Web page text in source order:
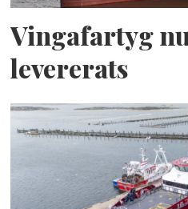
Vingafartyg
levererats